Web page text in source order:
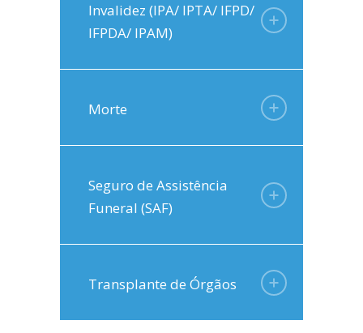
Invalidez (IPA/ IPTA/ IFPD/
IFPDA/ IPAM)
Morte
Seguro de Assistência
Funeral (SAF)
Transplante de Órgãos